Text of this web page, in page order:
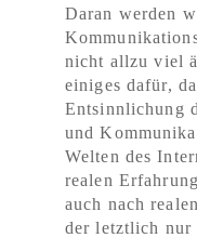
Daran werden
nicht allzu viel
einiges dafür,
Entsinnlichung
und
Welten des
realen
auch nach
der letztlich nur